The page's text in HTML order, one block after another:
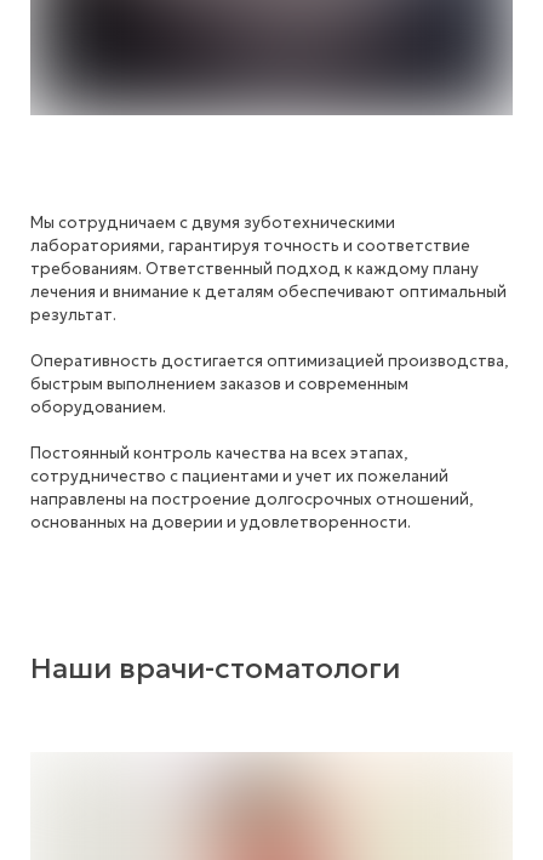
Мы сотрудничаем с двумя зуботехническими
лабораториями, гарантируя точность и соответствие
требованиям. Ответственный подход к каждому плану
лечения и внимание к деталям обеспечивают оптимальный
результат.
Оперативность достигается оптимизацией производства,
быстрым выполнением заказов и современным
оборудованием.
Постоянный контроль качества на всех этапах,
сотрудничество с пациентами и учет их пожеланий
направлены на построение долгосрочных отношений,
основанных на доверии и удовлетворенности.
Наши врачи-стоматологи